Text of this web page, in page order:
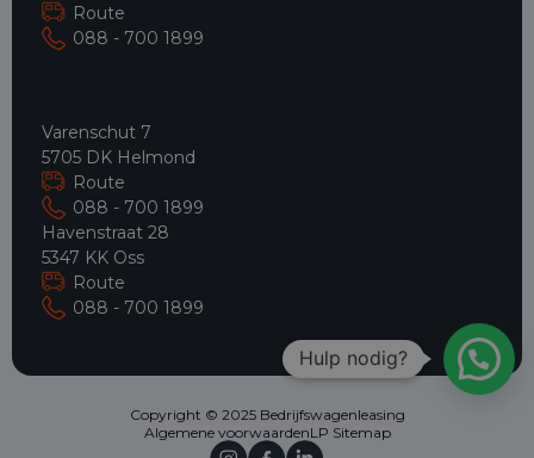
Route
088 - 700 1899
Varenschut 7
5705 DK Helmond
Route
088 - 700 1899
Havenstraat 28
5347 KK Oss
Route
088 - 700 1899
Copyright © 2025 Bedrijfswagenleasing
Algemene voorwaardenLP Sitemap
Hulp nodig?